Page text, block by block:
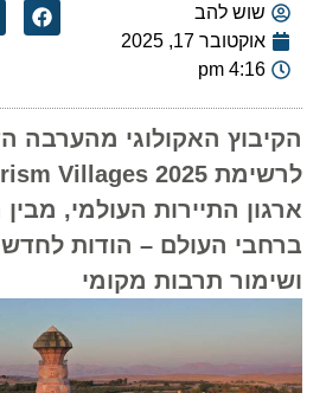
שוש להב
אוקטובר 17, 2025
4:16 pm
הקיבוץ האקולוגי מהערבה
ארגון התיירות העולמי, מבין
ברחבי העולם – הודות
ושימור תרבות מקומי